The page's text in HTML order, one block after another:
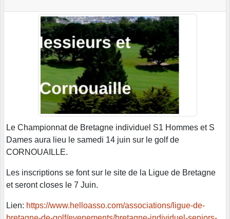
Le Championnat de Bretagne individuel S1 Hommes et S
Dames aura lieu le samedi 14 juin sur le golf de
CORNOUAILLE.
Les inscriptions se font sur le site de la Ligue de Bretagne
et seront closes le 7 Juin.
Lien: https://www.helloasso.com/associations/ligue-de-